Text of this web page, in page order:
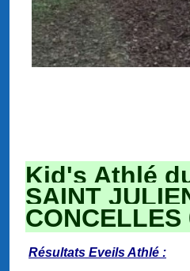
Kid's Athlé
SAINT
CONCELLES
Résultats Eveils Athlé :